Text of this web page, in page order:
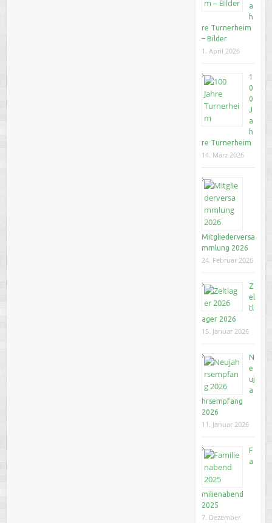
a
h
re Turnerheim
– Bilder
1. April 2026
1
0
0
J
a
h
re Turnerheim
14. März 2026
Mitgliederversa
mmlung 2026
24. Februar 2026
Z
el
tl
ager 2026
15. Januar 2026
N
e
uj
a
hrsempfang
2026
11. Januar 2026
F
a
milienabend
2025
7. Dezember